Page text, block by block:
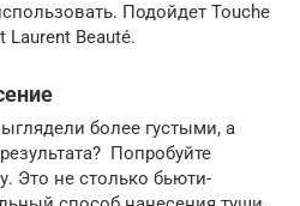
Подойдет Touche
Laurent Beauté.
более густыми, а
Попробуйте
Это не столько бьюти-